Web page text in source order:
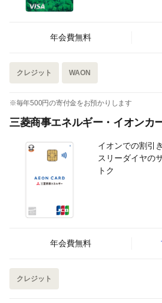
年会費無料
クレジット WAON
※毎年500円の寄付金をお預かりします
三菱商事エネルギー・イオンカ
イオンでの割引
スリーダイヤの
トク
年会費無料
クレジット